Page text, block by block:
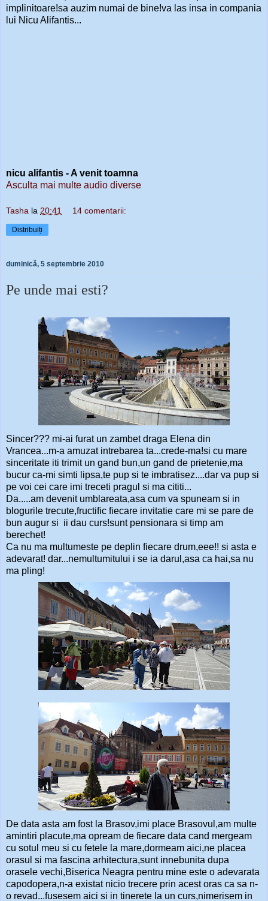
implinitoare!sa auzim numai de bine!va las insa in compania
lui Nicu Alifantis...
nicu alifantis - A venit toamna
Asculta mai multe audio diverse
Tasha la 20:41 14 comentarii:
Distribuiți
duminică, 5 septembrie 2010
Pe unde mai esti?
Sincer??? mi-ai furat un zambet draga Elena din
Vrancea...m-a amuzat intrebarea ta...crede-ma!si cu mare
sinceritate iti trimit un gand bun,un gand de prietenie,ma
bucur ca-mi simti lipsa,te pup si te imbratisez....dar va pup si
pe voi cei care imi treceti pragul si ma cititi...
Da.....am devenit umblareata,asa cum va spuneam si in
blogurile trecute,fructific fiecare invitatie care mi se pare de
bun augur si ii dau curs!sunt pensionara si timp am
berechet!
Ca nu ma multumeste pe deplin fiecare drum,eee!! si asta e
adevarat! dar...nemultumitului i se ia darul,asa ca hai,sa nu
ma pling!
De data asta am fost la Brasov,imi place Brasovul,am multe
amintiri placute,ma opream de fiecare data cand mergeam
cu sotul meu si cu fetele la mare,dormeam aici,ne placea
orasul si ma fascina arhitectura,sunt innebunita dupa
orasele vechi,Biserica Neagra pentru mine este o adevarata
capodopera,n-a existat nicio trecere prin acest oras ca sa n-
o revad...fusesem aici si in tinerete la un curs,nimerisem in